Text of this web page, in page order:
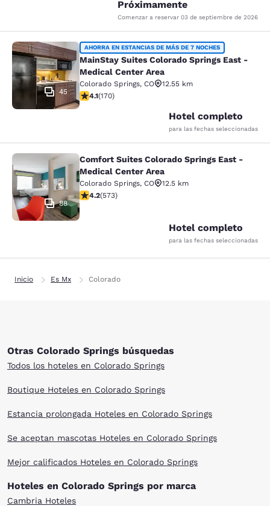
Próximamente
Comenzar a reservar 03 de septiembre de 2026
MainStay Suites Colorado Springs
45
AHORRA EN ESTANCIAS DE MÁS DE 7 NOCHES
MainStay Suites Colorado Springs East -
Medical Center Area
Colorado Springs, CO
12.55 km
calificación de 4.12 estrellas. Muy bueno. 170 reseñas
4.1(170)
Hotel completo
para las fechas seleccionadas
Comfort Suites Colorado Springs
88
Comfort Suites Colorado Springs East -
Medical Center Area
Colorado Springs, CO
12.5 km
calificación de 4.23 estrellas. Excelente. 573 reseñas
4.2(573)
Hotel completo
para las fechas seleccionadas
Inicio Es Mx Colorado
Otras Colorado Springs búsquedas
Todos los hoteles en Colorado Springs
Boutique Hoteles en Colorado Springs
Estancia prolongada Hoteles en Colorado Springs
Se aceptan mascotas Hoteles en Colorado Springs
Mejor calificados Hoteles en Colorado Springs
Hoteles en Colorado Springs por marca
Cambria Hoteles